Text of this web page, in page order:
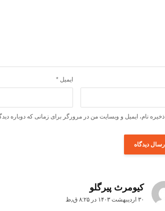
ایمیل *
ذخیره نام، ایمیل و وبسایت من در مرورگر برای زمانی که دوباره
کیومرث پیرگلو
۳۰ اردیبهشت ۱۴۰۳ در ۸:۲۵ ق٫ظ